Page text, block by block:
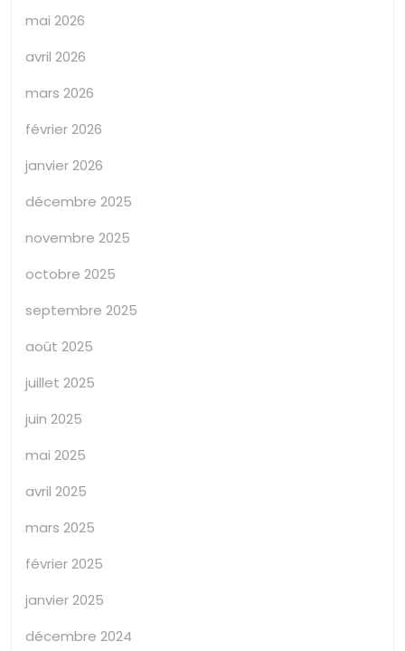
mai 2026
avril 2026
mars 2026
février 2026
janvier 2026
décembre 2025
novembre 2025
octobre 2025
septembre 2025
août 2025
juillet 2025
juin 2025
mai 2025
avril 2025
mars 2025
février 2025
janvier 2025
décembre 2024